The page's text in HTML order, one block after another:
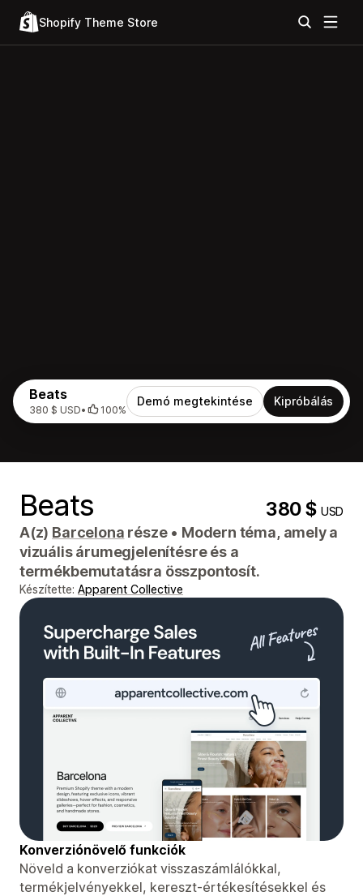
Shopify Theme Store
Beats
380 $ USD• 100%
Demó megtekintése Kipróbálás
Beats 380 $USD
A(z) Barcelona része • Modern téma, amely a
vizuális árumegjelenítésre és a
termékbemutatásra összpontosít.
Készítette: Apparent Collective
Konverziónövelő funkciók
Növeld a konverziókat visszaszámlálókkal,
termékjelvényekkel, kereszt-értékesítésekkel és